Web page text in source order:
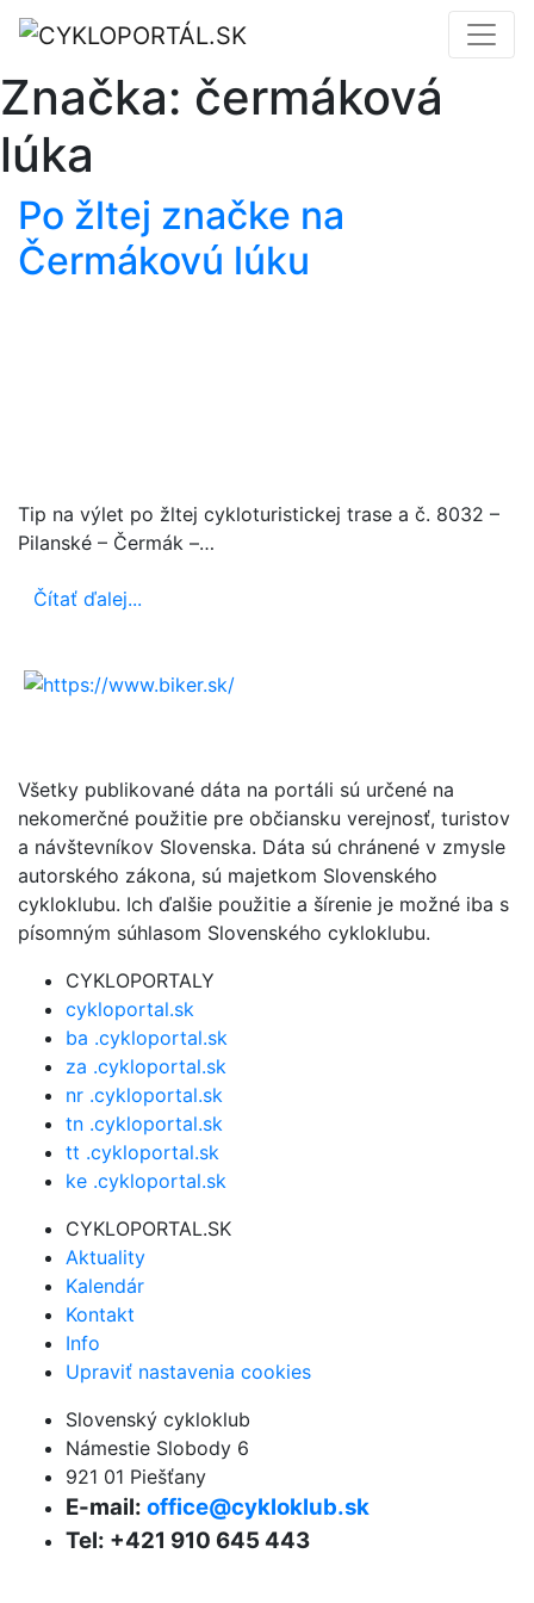
Značka: čermáková
lúka
Po žltej značke na
Čermákovú lúku
Tip na výlet po žltej cykloturistickej trase a č. 8032 –
Pilanské – Čermák –…
Čítať ďalej...
Všetky publikované dáta na portáli sú určené na
nekomerčné použitie pre občiansku verejnosť, turistov
a návštevníkov Slovenska. Dáta sú chránené v zmysle
autorského zákona, sú majetkom Slovenského
cykloklubu. Ich ďalšie použitie a šírenie je možné iba s
písomným súhlasom Slovenského cykloklubu.
CYKLOPORTALY
cykloportal.sk
ba .cykloportal.sk
za .cykloportal.sk
nr .cykloportal.sk
tn .cykloportal.sk
tt .cykloportal.sk
ke .cykloportal.sk
CYKLOPORTAL.SK
Aktuality
Kalendár
Kontakt
Info
Upraviť nastavenia cookies
Slovenský cykloklub
Námestie Slobody 6
921 01 Piešťany
E-mail: office@cykloklub.sk
Tel: +421 910 645 443